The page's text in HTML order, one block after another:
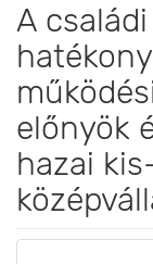
A
előnyök
hazai